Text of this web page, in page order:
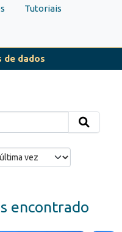
Tutoriais
de dados
encontrado